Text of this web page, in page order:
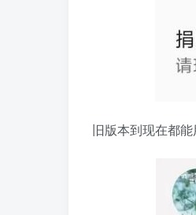
旧版本到现在都